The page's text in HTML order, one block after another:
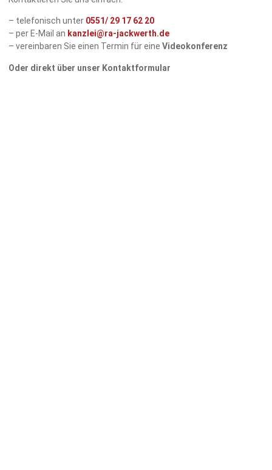
– telefonisch unter 0551/ 29 17 62 20
– per E-Mail an kanzlei@ra-jackwerth.de
– vereinbaren Sie einen Termin für eine Videokonferenz
Oder direkt über unser Kontaktformular